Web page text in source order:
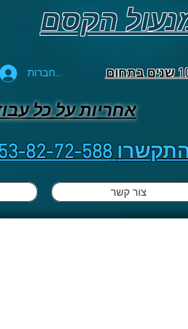
הקסם
להתחברות
אחריות על כל
053-82-72-588
צור קשר